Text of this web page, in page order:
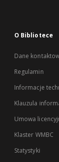
O Bibliotece
Dane
Regulamin
Informacje
Klauzula
Umowa
Klaster WMBC
Statystyki